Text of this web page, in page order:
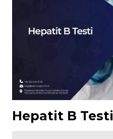
Hepatit B Testi